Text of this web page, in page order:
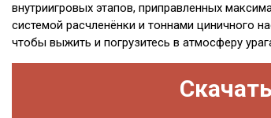
внутриигровых этапов, приправленных
системой расчленёнки и тоннами циничного
чтобы выжить и погрузитесь в атмосферу